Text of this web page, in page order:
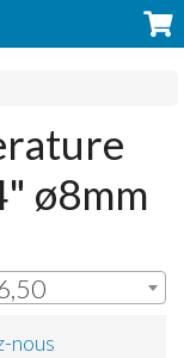
ø8mm
nous